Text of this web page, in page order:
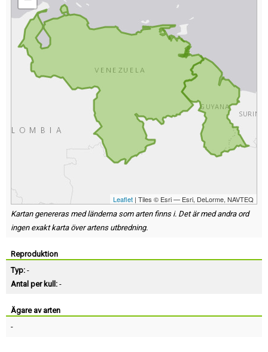
Leaflet | Tiles © Esri — Esri, DeLorme, NAVTEQ
Kartan genereras med länderna som arten finns i. Det är med andra ord
ingen exakt karta över artens utbredning.
Reproduktion
Typ: -
Antal per kull: -
Ägare av arten
-